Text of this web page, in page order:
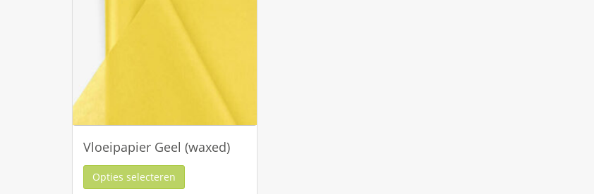
Vloeipapier Geel (waxed)
Opties selecteren